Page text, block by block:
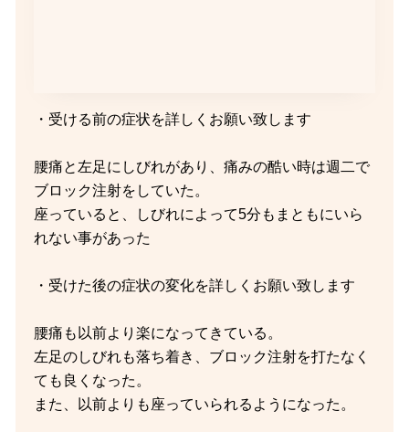
・受ける前の症状を詳しくお願い致します
腰痛と左足にしびれがあり、痛みの酷い時は週二で
ブロック注射をしていた。
座っていると、しびれによって5分もまともにいら
れない事があった
・受けた後の症状の変化を詳しくお願い致します
腰痛も以前より楽になってきている。
左足のしびれも落ち着き、ブロック注射を打たなく
ても良くなった。
また、以前よりも座っていられるようになった。